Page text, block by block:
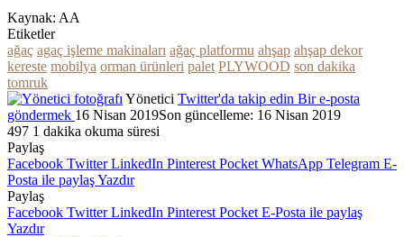
Kaynak: AA
Etiketler
ağaç agaç işleme makinaları ağaç platformu ahşap ahşap dekor
kereste mobilya orman ürünleri palet PLYWOOD son dakika
tomruk
Yönetici Twitter'da takip edin Bir e-posta
göndermek 16 Nisan 2019Son güncelleme: 16 Nisan 2019
497 1 dakika okuma süresi
Paylaş
Facebook Twitter LinkedIn Pinterest Pocket WhatsApp Telegram E-
Posta ile paylaşYazdır
Paylaş
Facebook Twitter LinkedIn Pinterest Pocket E-Posta ile paylaş
Yazdır